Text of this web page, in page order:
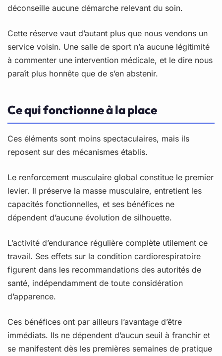
déconseille aucune démarche relevant du soin.
Cette réserve vaut d’autant plus que nous vendons un
service voisin. Une salle de sport n’a aucune légitimité
à commenter une intervention médicale, et le dire nous
paraît plus honnête que de s’en abstenir.
Ce qui fonctionne à la place
Ces éléments sont moins spectaculaires, mais ils
reposent sur des mécanismes établis.
Le renforcement musculaire global constitue le premier
levier. Il préserve la masse musculaire, entretient les
capacités fonctionnelles, et ses bénéfices ne
dépendent d’aucune évolution de silhouette.
L’activité d’endurance régulière complète utilement ce
travail. Ses effets sur la condition cardiorespiratoire
figurent dans les recommandations des autorités de
santé, indépendamment de toute considération
d’apparence.
Ces bénéfices ont par ailleurs l’avantage d’être
immédiats. Ils ne dépendent d’aucun seuil à franchir et
se manifestent dès les premières semaines de pratique